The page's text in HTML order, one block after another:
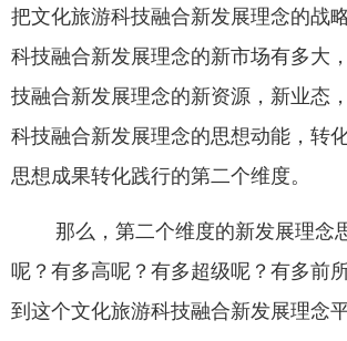
把文化旅游科技融合新发展理念的战
科技融合新发展理念的新市场有多大
技融合新发展理念的新资源，新业态
科技融合新发展理念的思想动能，转
思想成果转化践行的第二个维度。
那么，第二个维度的新发展理念
呢？有多高呢？有多超级呢？有多前
到这个文化旅游科技融合新发展理念